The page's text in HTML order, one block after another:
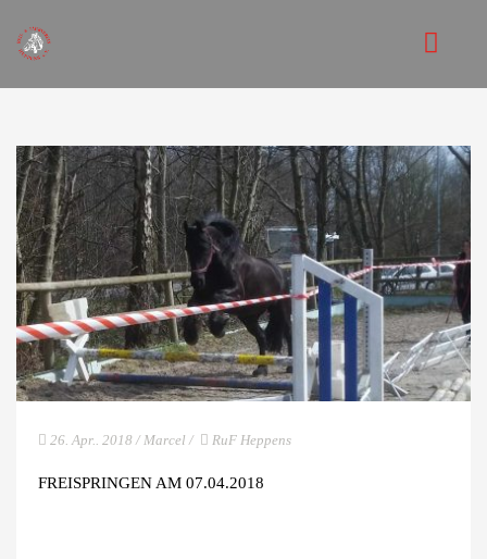
STARTSEITE
VEREIN
VORSTAND
REITANLAGE
REITUNTERRICHT
MITGLIEDSCHAFT
JUGEND
26. Apr.. 2018 / Marcel / RuF Heppens
FREISPRINGEN AM 07.04.2018